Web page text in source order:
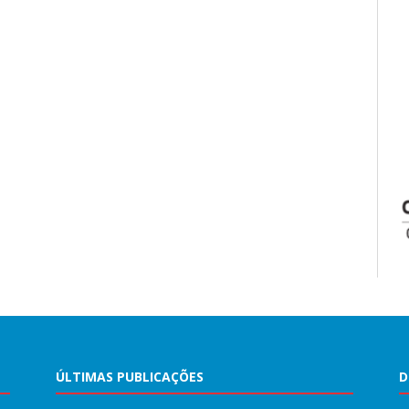
ÚLTIMAS PUBLICAÇÕES